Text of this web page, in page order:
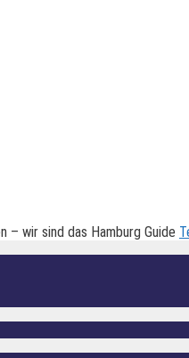
– wir sind das Hamburg Guide